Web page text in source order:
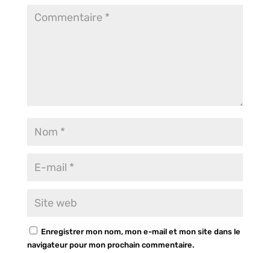
Enregistrer mon nom, mon e-mail et mon site dans le
navigateur pour mon prochain commentaire.